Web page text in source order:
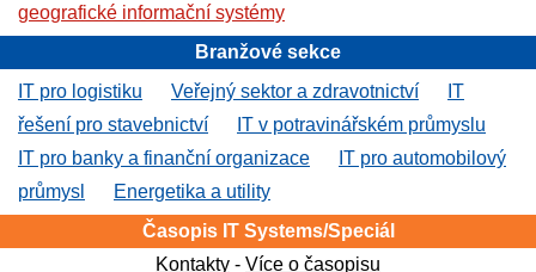
geografické informační systémy
Branžové sekce
IT pro logistiku
Veřejný sektor a zdravotnictví
IT
řešení pro stavebnictví
IT v potravinářském průmyslu
IT pro banky a finanční organizace
IT pro automobilový
průmysl
Energetika a utility
Časopis IT Systems/Speciál
Kontakty - Více o časopisu